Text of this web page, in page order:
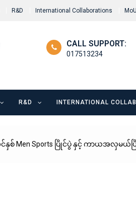
R&D International Collaborations
CALL SUPPORT:
017513234
R&D INTERNATIONAL
စ် Men Sports ပြိုင်ပွဲ နှင့် ကာယအလှမယ်ပ